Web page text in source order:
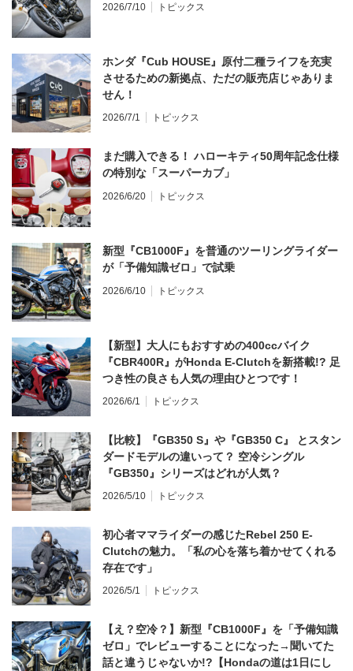
2026/7/10 トピックス
ホンダ『Cub HOUSE』原付二種ライフを充実
させるための新拠点、ただの販売店じゃありま
せん！
2026/7/1 トピックス
まだ購入できる！ ハローキティ50周年記念仕様
の特別な「スーパーカブ」
2026/6/20 トピックス
新型『CB1000F』を普通のツーリングライダー
が「予備知識ゼロ」で試乗
2026/6/10 トピックス
【新型】大人にもおすすめの400ccバイク
『CBR400R』がHonda E-Clutchを新搭載!? 足
つき性の良さも人気の理由ひとつです！
2026/6/1 トピックス
【比較】『GB350 S』や『GB350 C』 とスタン
ダードモデルの違いって？ 空冷シングル
『GB350』シリーズはどれが人気？
2026/5/10 トピックス
初心者ママライダーの感じたRebel 250 E-
Clutchの魅力。「私の心を落ち着かせてくれる
存在です」
2026/5/1 トピックス
【え？空冷？】新型『CB1000F』を「予備知識
ゼロ」でレビューすることになった→聞いてた
話と違うじゃないか!?【Hondaの道は1日にし